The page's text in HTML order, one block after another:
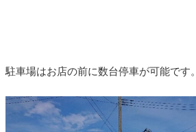
駐車場はお店の前に数台停車が可能です。